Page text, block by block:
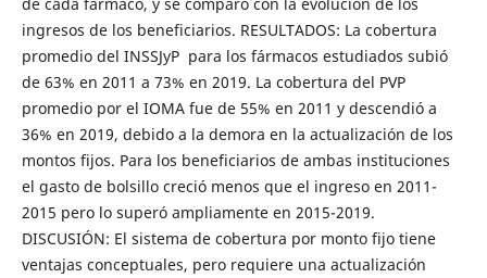
ingresos de los beneficiarios. RESULTADOS: La cobertura
promedio del INSSJyP para los fármacos estudiados subió
de 63% en 2011 a 73% en 2019. La cobertura del PVP
promedio por el IOMA fue de 55% en 2011 y descendió a
36% en 2019, debido a la demora en la actualización de los
montos fijos. Para los beneficiarios de ambas instituciones
el gasto de bolsillo creció menos que el ingreso en 2011-
2015 pero lo superó ampliamente en 2015-2019.
DISCUSIÓN: El sistema de cobertura por monto fijo tiene
ventajas conceptuales, pero requiere una actualización